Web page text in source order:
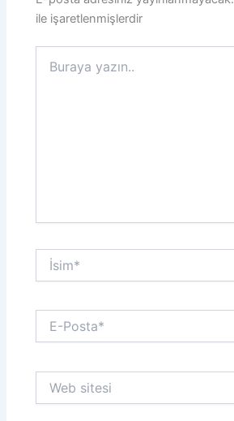
ile işaretlenmişlerdir
yazın..
İsim*
Posta*
sitesi